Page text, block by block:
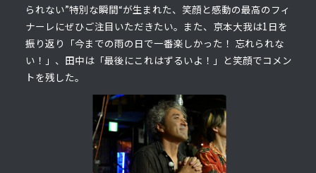
られない”特別な瞬間“が生まれた、笑顔と感動の最高のフィ
ナーレにぜひご注目いただきたい。また、京本大我は1日を
振り返り「今までの雨の日で一番楽しかった！ 忘れられな
い！」、田中は「最後にこれはずるいよ！」と笑顔でコメン
トを残した。